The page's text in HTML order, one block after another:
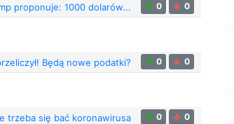
proponuje: 1000 dolarów... 0 0
Będą nowe podatki? 0 0
trzeba się bać koronawirusa 0 0